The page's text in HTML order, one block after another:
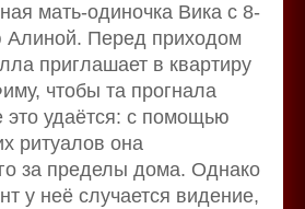
мать-одиночка Вика с 8-
Алиной. Перед приходом
приглашает в квартиру
чтобы та прогнала
удаётся: с помощью
ритуалов она
за пределы дома. Однако
у неё случается видение,